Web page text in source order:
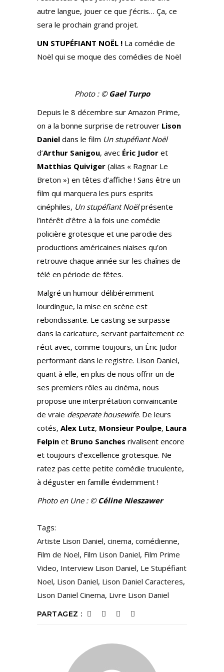
autre langue, jouer ce que j’écris… Ça, ce
sera le prochain grand projet.
UN STUPÉFIANT NOËL ! La comédie de
Noël qui se moque des comédies de Noël
Photo : © Gael Turpo
Depuis le 8 décembre sur Amazon Prime,
on a la bonne surprise de retrouver Lison
Daniel dans le film Un stupéfiant Noël
d’Arthur Sanigou, avec Éric Judor et
Matthias Quiviger (alias « Ragnar Le
Breton ») en têtes d’affiche ! Sans être un
film qui marquera les purs esprits
cinéphiles, Un stupéfiant Noëlprésente
l’intérêt d’être à la fois une comédie
policière grotesque et une parodie des
productions américaines niaises qu’on
retrouve chaque année sur les chaînes de
télé en période de fêtes.
Malgré un humour délibéremment
lourdingue, la mise en scène est
rebondissante. Le casting se surpasse
dans la caricature, servant parfaitement ce
récit avec, comme toujours, un Éric Judor
performant dans le registre. Lison Daniel,
quant à elle, en plus de nous offrir un de
ses premiers rôles au cinéma, nous
propose une interprétation convaincante
de vraie desperate housewife. De leurs
cotés, Alex Lutz, Monsieur Poulpe, Laura
Felpin et Bruno Sanches rivalisent encore
et toujours d’excellence grotesque. Ne
ratez pas cette petite comédie truculente,
à déguster en famille évidemment !
Photo en Une : © Céline Nieszawer
Tags:
Artiste Lison Daniel, cinema, comédienne,
Film de Noel, Film Lison Daniel, Film Prime
Video, Interview Lison Daniel, Le Stupéfiant
Noel, Lison Daniel, Lison Daniel Caracteres,
Lison Daniel Cinema, Livre Lison Daniel
PARTAGEZ :